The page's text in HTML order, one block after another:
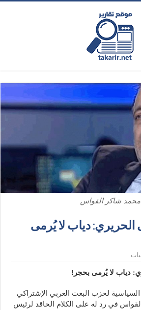
محمد شاكر القواس
الحريري: دياب لا يُرمى
دياب لا يُرمى بحجر!
السياسية لحزب البعث العربي الإشتراكي
في رد له على الكلام الحاقد لرئيس